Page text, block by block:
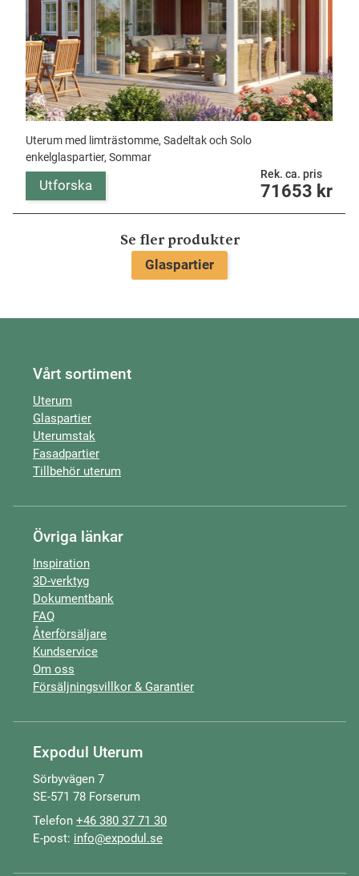
Uterum med limträstomme, Sadeltak och Solo
enkelglaspartier, Sommar
Utforska
Rek. ca. pris
71653 kr
Se fler produkter
Glaspartier
Vårt sortiment
Uterum
Glaspartier
Uterumstak
Fasadpartier
Tillbehör uterum
Övriga länkar
Inspiration
3D-verktyg
Dokumentbank
FAQ
Återförsäljare
Kundservice
Om oss
Försäljningsvillkor & Garantier
Expodul Uterum
Sörbyvägen 7
SE-571 78 Forserum
Telefon +46 380 37 71 30
E-post: info@expodul.se